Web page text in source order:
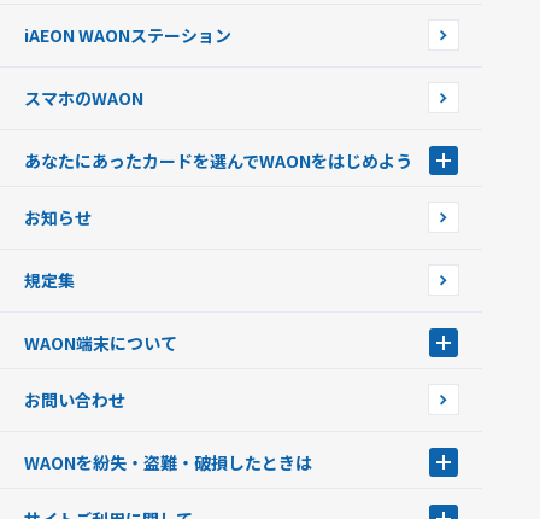
チャージ上限金額の変更について
iAEON WAONステーション
スマホのWAON
あなたにあったカードを選んでWAONをはじめよう
フードバンク応援WAON
ご当地WAON
G.G WAON
WAONカード・WAONカードプラス
モバイルWAON
お知らせ
規定集
WAON端末について
WAONネットステーション
新型WAONステーション
お問い合わせ
WAONを紛失・盗難・破損したときは